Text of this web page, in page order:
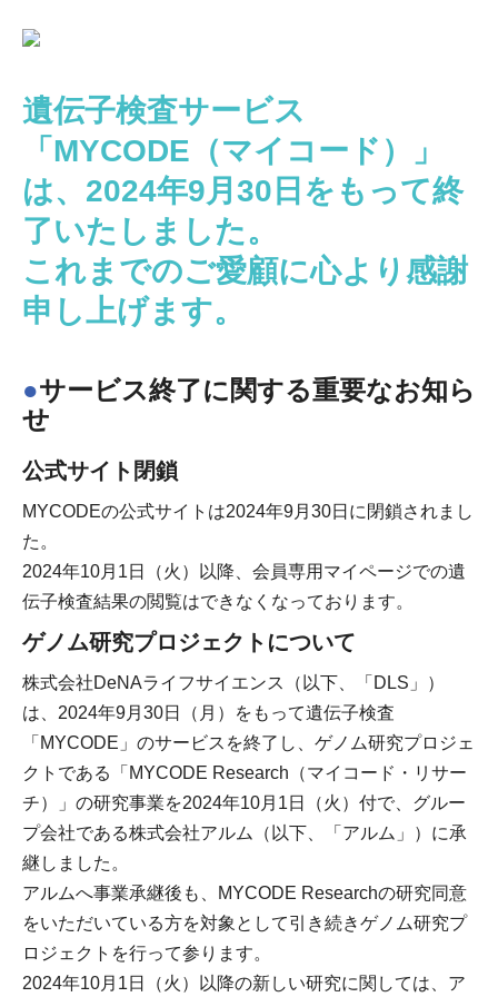
遺伝子検査サービス
「MYCODE（マイコード）」
は、 2024年9月30日をもって終
了いたしました。
これまでのご愛顧に心より感謝
申し上げます。
サービス終了に関する重要なお知ら
せ
公式サイト閉鎖
MYCODEの公式サイトは2024年9月30日に閉鎖されまし
た。
2024年10月1日（火）以降、会員専用マイページでの遺
伝子検査結果の閲覧はできなくなっております。
ゲノム研究プロジェクトについて
株式会社DeNAライフサイエンス（以下、「DLS」）
は、2024年9月30日（月）をもって遺伝子検査
「MYCODE」のサービスを終了し、ゲノム研究プロジェ
クトである「MYCODE Research（マイコード・リサー
チ）」の研究事業を2024年10月1日（火）付で、グルー
プ会社である株式会社アルム（以下、「アルム」）に承
継しました。
アルムへ事業承継後も、MYCODE Researchの研究同意
をいただいている方を対象として引き続きゲノム研究プ
ロジェクトを行って参ります。
2024年10月1日（火）以降の新しい研究に関しては、ア